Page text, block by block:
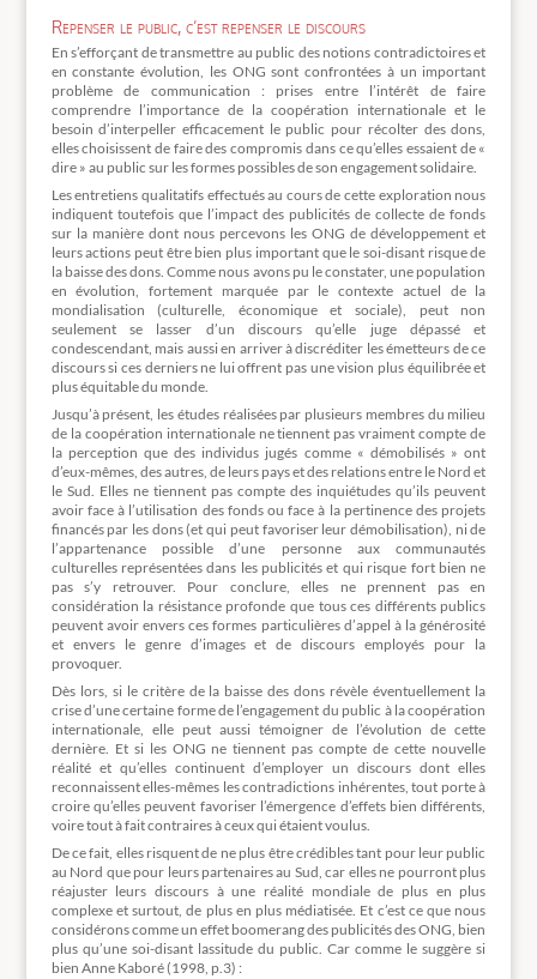
Repenser le public, c’est repenser le discours
En s’efforçant de transmettre au public des notions contradictoires et
en constante évolution, les ONG sont confrontées à un important
problème de communication : prises entre l’intérêt de faire
comprendre l’importance de la coopération internationale et le
besoin d’interpeller efficacement le public pour récolter des dons,
elles choisissent de faire des compromis dans ce qu’elles essaient de «
dire » au public sur les formes possibles de son engagement solidaire.
Les entretiens qualitatifs effectués au cours de cette exploration nous
indiquent toutefois que l’impact des publicités de collecte de fonds
sur la manière dont nous percevons les ONG de développement et
leurs actions peut être bien plus important que le soi-disant risque de
la baisse des dons. Comme nous avons pu le constater, une population
en évolution, fortement marquée par le contexte actuel de la
mondialisation (culturelle, économique et sociale), peut non
seulement se lasser d’un discours qu’elle juge dépassé et
condescendant, mais aussi en arriver à discréditer les émetteurs de ce
discours si ces derniers ne lui offrent pas une vision plus équilibrée et
plus équitable du monde.
Jusqu’à présent, les études réalisées par plusieurs membres du milieu
de la coopération internationale ne tiennent pas vraiment compte de
la perception que des individus jugés comme « démobilisés » ont
d’eux-mêmes, des autres, de leurs pays et des relations entre le Nord et
le Sud. Elles ne tiennent pas compte des inquiétudes qu’ils peuvent
avoir face à l’utilisation des fonds ou face à la pertinence des projets
financés par les dons (et qui peut favoriser leur démobilisation), ni de
l’appartenance possible d’une personne aux communautés
culturelles représentées dans les publicités et qui risque fort bien ne
pas s’y retrouver. Pour conclure, elles ne prennent pas en
considération la résistance profonde que tous ces différents publics
peuvent avoir envers ces formes particulières d’appel à la générosité
et envers le genre d’images et de discours employés pour la
provoquer.
Dès lors, si le critère de la baisse des dons révèle éventuellement la
crise d’une certaine forme de l’engagement du public à la coopération
internationale, elle peut aussi témoigner de l’évolution de cette
dernière. Et si les ONG ne tiennent pas compte de cette nouvelle
réalité et qu’elles continuent d’employer un discours dont elles
reconnaissent elles-mêmes les contradictions inhérentes, tout porte à
croire qu’elles peuvent favoriser l’émergence d’effets bien différents,
voire tout à fait contraires à ceux qui étaient voulus.
De ce fait, elles risquent de ne plus être crédibles tant pour leur public
au Nord que pour leurs partenaires au Sud, car elles ne pourront plus
réajuster leurs discours à une réalité mondiale de plus en plus
complexe et surtout, de plus en plus médiatisée. Et c’est ce que nous
considérons comme un effet boomerang des publicités des ONG, bien
plus qu’une soi-disant lassitude du public. Car comme le suggère si
bien Anne Kaboré (1998, p.3) :